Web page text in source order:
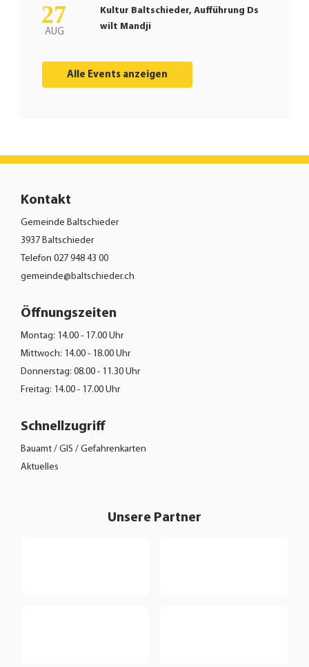
27
AUG
Kultur Baltschieder, Aufführung Ds
wilt Mandji
Alle Events anzeigen
Kontakt
Gemeinde Baltschieder
3937 Baltschieder
Telefon 027 948 43 00
gemeinde@baltschieder.ch
Öffnungszeiten
Montag: 14.00 - 17.00 Uhr
Mittwoch: 14.00 - 18.00 Uhr
Donnerstag: 08.00 - 11.30 Uhr
Freitag: 14.00 - 17.00 Uhr
Schnellzugriff
Bauamt / GIS / Gefahrenkarten
Aktuelles
Unsere Partner